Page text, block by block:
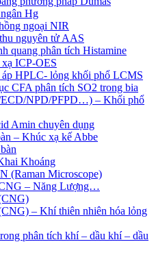
Hg
ngoại NIR
nguyên tử AAS
quang phân tích Histamine
ICP-OES
áp HPLC- lỏng khối phổ LCMS
CFA phân tích SO2 trong bia
NPD/PFPD…) – Khối phổ
Amin chuyên dụng
– Khúc xạ kế Abbe
Khoáng
(Raman Microscope)
– Năng Lượng…
– Khí thiên nhiên hóa lỏng
phân tích khí – dầu khí – dầu